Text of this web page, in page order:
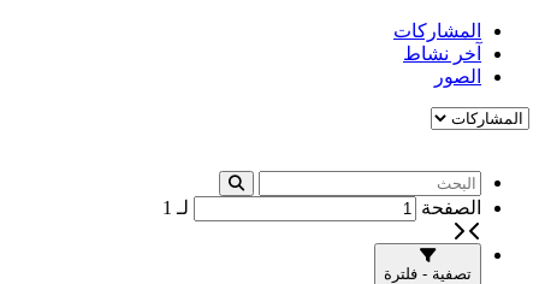
المشاركات
آخر نشاط
الصور
الصفحة لـ 1
تصفية - فلترة